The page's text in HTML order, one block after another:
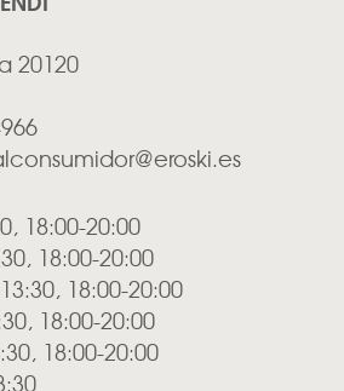
20120
18:00-20:00
18:00-20:00
18:00-20:00
18:00-20:00
18:00-20:00